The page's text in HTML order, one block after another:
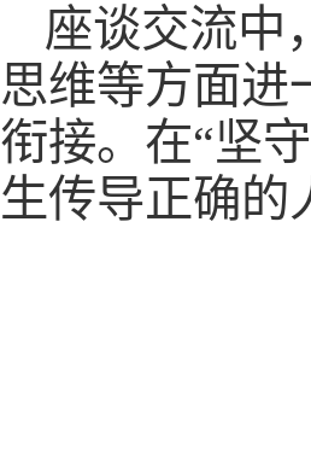
座谈交流中
思维等方面进
衔接。在“坚
生传导正确的